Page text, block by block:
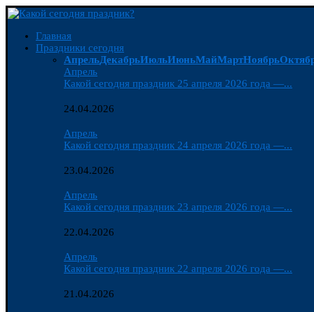
Главная
Праздники сегодня
АпрельДекабрьИюльИюньМайМартНоябрь
Апрель
Какой сегодня праздник 25 апреля 2026 года —...
24.04.2026
Апрель
Какой сегодня праздник 24 апреля 2026 года —...
23.04.2026
Апрель
Какой сегодня праздник 23 апреля 2026 года —...
22.04.2026
Апрель
Какой сегодня праздник 22 апреля 2026 года —...
21.04.2026